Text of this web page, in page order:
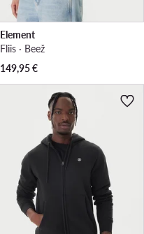
Element
Fliis · Beež
149,95€